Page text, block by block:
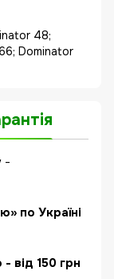
48;
Dominator
-
по Україні
від 150 грн